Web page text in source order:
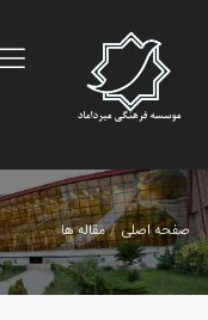
صفحه اصلی مقاله ها